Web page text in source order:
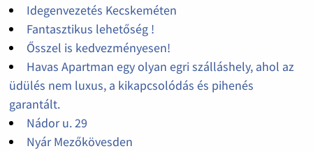
Idegenvezetés Kecskeméten
Fantasztikus lehetőség !
Ősszel is kedvezményesen!
Havas Apartman egy olyan egri szálláshely, ahol az
üdülés nem luxus, a kikapcsolódás és pihenés
garantált.
Nádor u. 29
Nyár Mezőkövesden